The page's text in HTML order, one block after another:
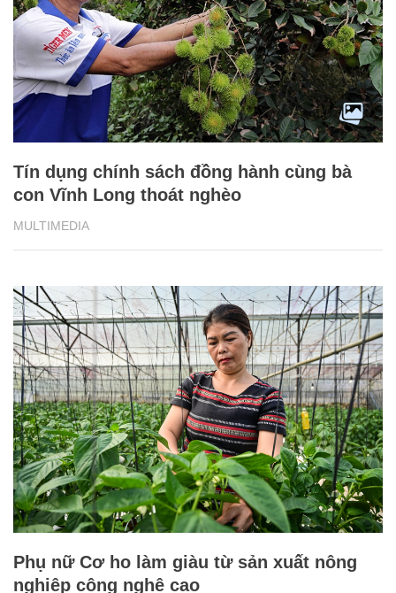
MULTIMEDIA
Tín dụng chính sách đồng hành cùng bà
con Vĩnh Long thoát nghèo
MULTIMEDIA
Phụ nữ Cơ ho làm giàu từ sản xuất nông
nghiệp công nghệ cao